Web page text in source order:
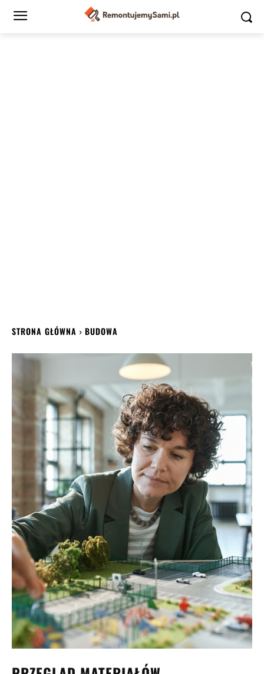
STRONA GŁÓWNA BUDOWA